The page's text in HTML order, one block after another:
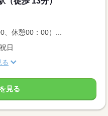
休憩00：00）...
日
る
見る